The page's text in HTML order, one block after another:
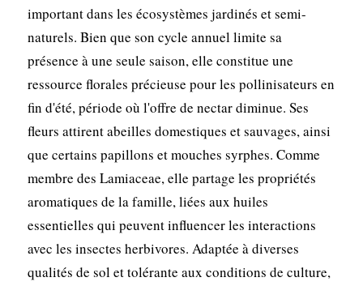
important dans les écosystèmes jardinés et semi-
naturels. Bien que son cycle annuel limite sa
présence à une seule saison, elle constitue une
ressource florales précieuse pour les pollinisateurs en
fin d'été, période où l'offre de nectar diminue. Ses
fleurs attirent abeilles domestiques et sauvages, ainsi
que certains papillons et mouches syrphes. Comme
membre des Lamiaceae, elle partage les propriétés
aromatiques de la famille, liées aux huiles
essentielles qui peuvent influencer les interactions
avec les insectes herbivores. Adaptée à diverses
qualités de sol et tolérante aux conditions de culture,